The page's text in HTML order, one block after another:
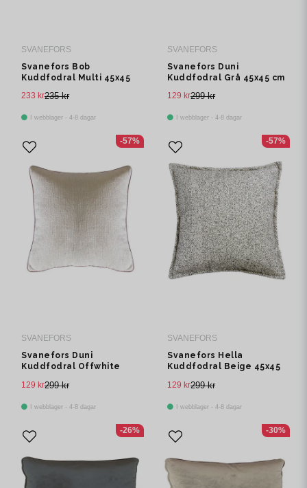
SVANEFORS
Svanefors Bob
Kuddfodral Multi 45x45
235 kr
233 kr
I webblager - 4-8 dagar
SVANEFORS
Svanefors Duni
Kuddfodral Grå 45x45 cm
299 kr
129 kr
I webblager - 4-8 dagar
SVANEFORS
Svanefors Duni
Kuddfodral Offwhite
299 kr
129 kr
I webblager - 4-8 dagar
-57%
SVANEFORS
Svanefors Hella
Kuddfodral Beige 45x45
299 kr
129 kr
I webblager - 4-8 dagar
-57%
-26% -30%